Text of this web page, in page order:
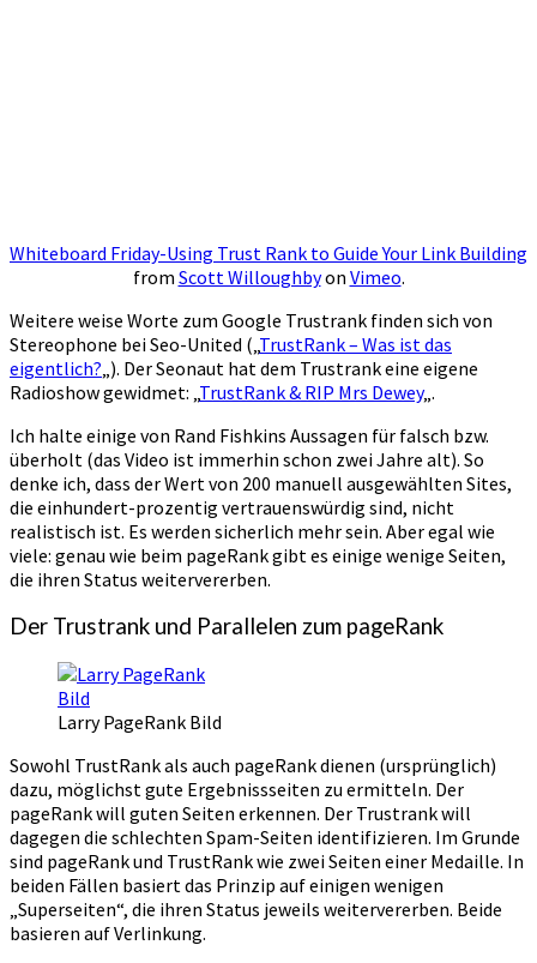
Whiteboard Friday-Using Trust Rank to Guide Your Link Building
from Scott Willoughbyon Vimeo.
Weitere weise Worte zum Google Trustrank finden sich von
Stereophone bei Seo-United („ TrustRank – Was ist das
eigentlich? „). Der Seonaut hat dem Trustrank eine eigene
Radioshow gewidmet: „ TrustRank & RIP Mrs Dewey„.
Ich halte einige von Rand Fishkins Aussagen für falsch bzw.
überholt (das Video ist immerhin schon zwei Jahre alt). So
denke ich, dass der Wert von 200 manuell ausgewählten Sites,
die einhundert-prozentig vertrauenswürdig sind, nicht
realistisch ist. Es werden sicherlich mehr sein. Aber egal wie
viele: genau wie beim pageRank gibt es einige wenige Seiten,
die ihren Status weitervererben.
Der Trustrank und Parallelen zum pageRank
Larry PageRank Bild
Sowohl TrustRank als auch pageRank dienen (ursprünglich)
dazu, möglichst gute Ergebnissseiten zu ermitteln. Der
pageRank will guten Seiten erkennen. Der Trustrank will
dagegen die schlechten Spam-Seiten identifizieren. Im Grunde
sind pageRank und TrustRank wie zwei Seiten einer Medaille. In
beiden Fällen basiert das Prinzip auf einigen wenigen
„Superseiten“, die ihren Status jeweils weitervererben. Beide
basieren auf Verlinkung.